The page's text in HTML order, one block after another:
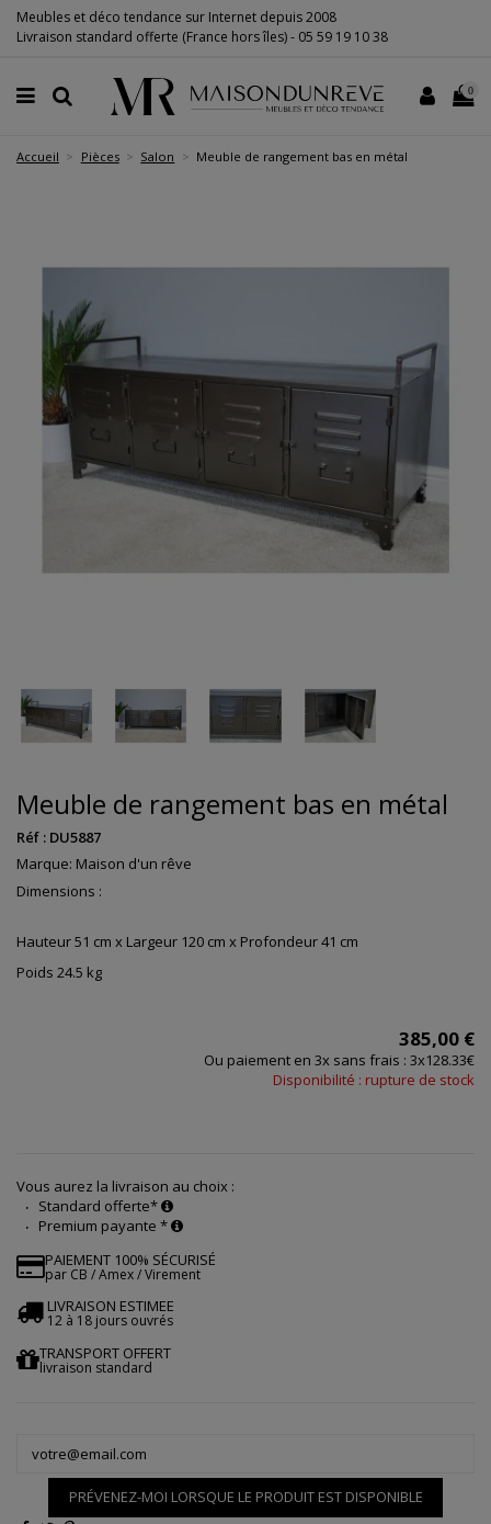
Meubles et déco tendance sur Internet depuis 2008
Livraison standard offerte (France hors îles) - 05 59 19 10 38
0
Accueil Pièces Salon Meuble de rangement bas en métal
Meuble de rangement bas en métal
Réf : DU5887
Marque: Maison d'un rêve
Dimensions :
Hauteur 51 cm x Largeur 120 cm x Profondeur 41 cm
Poids 24.5 kg
385,00 €
Ou paiement en 3x sans frais : 3x128.33€
Disponibilité : rupture de stock
Vous aurez la livraison au choix :
Standard offerte*
Premium payante *
PAIEMENT 100% SÉCURISÉ
par CB / Amex / Virement
LIVRAISON ESTIMEE
12 à 18 jours ouvrés
TRANSPORT OFFERT
livraison standard
PRÉVENEZ-MOI LORSQUE LE PRODUIT EST DISPONIBLE